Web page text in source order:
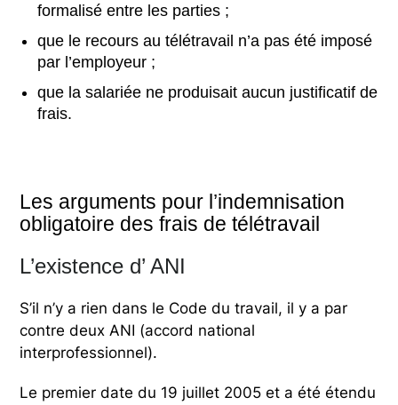
formalisé entre les parties ;
que le recours au télétravail n’a pas été imposé
par l’employeur ;
que la salariée ne produisait aucun justificatif de
frais.
Les arguments pour l’indemnisation
obligatoire des frais de télétravail
L’existence d’ ANI
S’il n’y a rien dans le Code du travail, il y a par
contre deux ANI (accord national
interprofessionnel).
Le premier date du 19 juillet 2005 et a été étendu